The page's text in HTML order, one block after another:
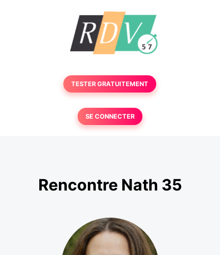
TESTER GRATUITEMENT
SE CONNECTER
Rencontre Nath 35